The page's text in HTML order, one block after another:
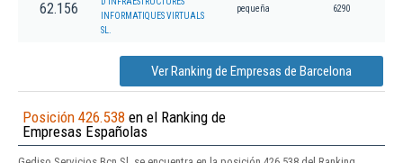
62.156
INFORMATIQUES VIRTUALS
SL.
pequeña 6290
Ver Ranking de Empresas de Barcelona
Posición 426.538 en el Ranking de
Empresas Españolas